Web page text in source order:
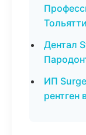
Тольятти
Дентал
ИП
рентген